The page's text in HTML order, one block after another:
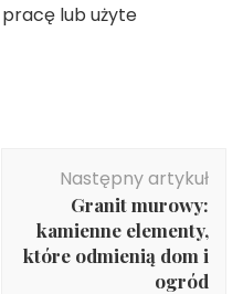
lub użyte
Następny artykuł
Granit murowy:
kamienne elementy,
które odmienią dom i
ogród